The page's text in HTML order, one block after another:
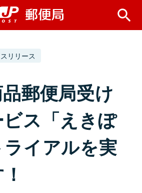
リリース
郵便局受け
ス「えきぽ
イアルを実